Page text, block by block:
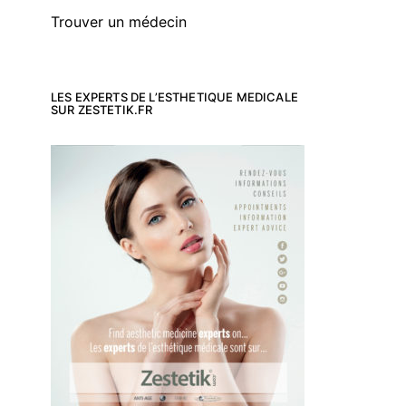
Trouver un médecin
LES EXPERTS DE L’ESTHETIQUE MEDICALE
SUR ZESTETIK.FR